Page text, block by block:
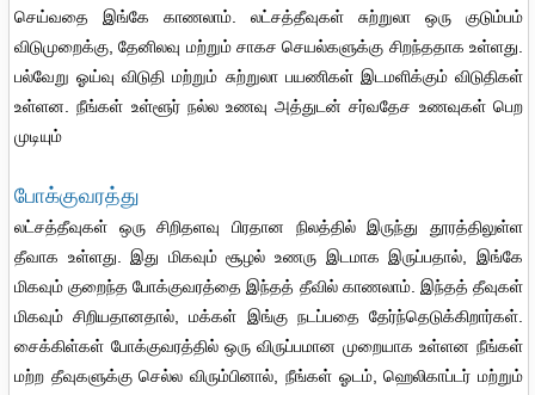
செய்வதை இங்கே காணலாம். லட்சத்தீவுகள் சுற்றுலா ஒரு குடும்பம்
விடுமுறைக்கு, தேனிலவு மற்றும் சாகச செயல்களுக்கு சிறந்ததாக உள்ளது.
பல்வேறு ஓய்வு விடுதி மற்றும் சுற்றுலா பயணிகள் இடமளிக்கும் விடுதிகள்
உள்ளன. நீங்கள் உள்ளூர் நல்ல உணவு அத்துடன் சர்வதேச உணவுகள் பெற
முடியும்
போக்குவரத்து
லட்சத்தீவுகள் ஒரு சிறிதளவு பிரதான நிலத்தில் இருந்து தூரத்திலுள்ள
தீவாக உள்ளது. இது மிகவும் சூழல் உணரு இடமாக இருப்பதால், இங்கே
மிகவும் குறைந்த போக்குவரத்தை இந்தத் தீவில் காணலாம். இந்தத் தீவுகள்
மிகவும் சிறியதானதால், மக்கள் இங்கு நடப்பதை தேர்ந்தெடுக்கிறார்கள்.
சைக்கிள்கள் போக்குவரத்தில் ஒரு விருப்பமான முறையாக உள்ளன நீங்கள்
மற்ற தீவுகளுக்கு செல்ல விரும்பினால், நீங்கள் ஓடம், ஹெலிகாப்டர் மற்றும்